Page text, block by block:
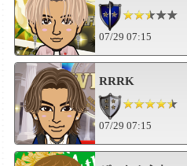
07/29 07:15
RRRK
07/29 07:15